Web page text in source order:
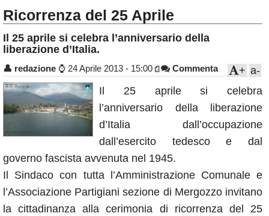
Politica
Sport
Eventi
Rubriche
Calendario
Annunci
Ricorrenza del 25 Aprile
Il 25 aprile si celebra l’anniversario della
liberazione d’Italia.
👤 redazione ⌚ 24 Aprile 2013 - 15:00 Commenta a-
+
Il 25 aprile si celebra
l’anniversario della liberazione
d’Italia dall’occupazione
dall’esercito tedesco e dal
governo fascista avvenuta nel 1945.
Il Sindaco con tutta l’Amministrazione Comunale e
l’Associazione Partigiani sezione di Mergozzo invitano
la cittadinanza alla cerimonia di ricorrenza del 25